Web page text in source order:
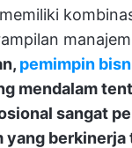
pemimpin
mendalam
sangat
yang berkinerja